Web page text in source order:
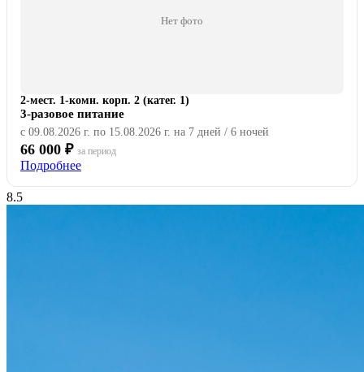
Нет фото
2-мест. 1-комн. корп. 2 (катег. 1)
3-разовое питание
с 09.08.2026 г. по 15.08.2026 г. на 7 дней / 6 ночей
66 000 ₽ за период
Подробнее
8.5